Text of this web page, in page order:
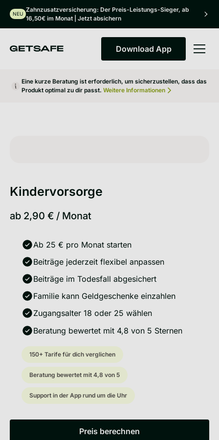
NEU
Zahnzusatzversicherung: Der Preis-Leistungs-Sieger, ab
16,50€ im Monat | Jetzt absichern
Download App
Download App
Eine kurze Beratung ist erforderlich, um sicherzustellen, dass das
Produkt optimal zu dir passt. Weitere Informationen
Kindervorsorge
ab 2,90 € / Monat
Ab 25 € pro Monat starten
Beiträge jederzeit flexibel anpassen
Beiträge im Todesfall abgesichert
Familie kann Geldgeschenke einzahlen
Zugangsalter 18 oder 25 wählen
Beratung bewertet mit 4,8 von 5 Sternen
150+ Tarife für dich verglichen
Beratung bewertet mit 4,8 von 5
Support in der App rund um die Uhr
Preis berechnen
Preis berechnen